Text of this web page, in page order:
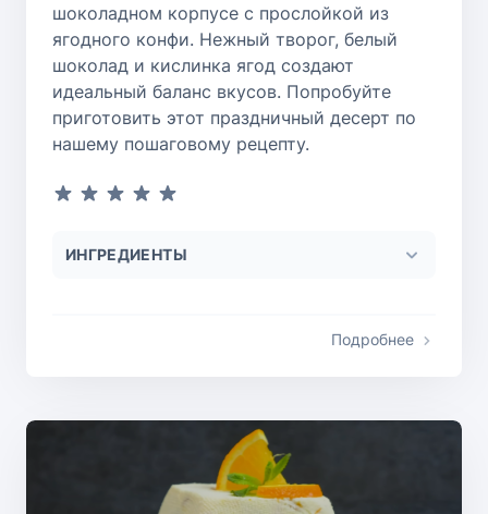
шоколадном корпусе с прослойкой из
ягодного конфи. Нежный творог, белый
шоколад и кислинка ягод создают
идеальный баланс вкусов. Попробуйте
приготовить этот праздничный десерт по
нашему пошаговому рецепту.
ИНГРЕДИЕНТЫ
Подробнее